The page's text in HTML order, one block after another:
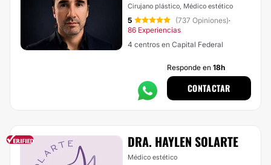
Cirujano plástico, Médico estético
5 (737 Opiniones)·
86 Experiencias
4 centros en Capital Federal
Responde en 18h
CONTACTAR
DRA. HAYLEN SOLARTE
Médico estético